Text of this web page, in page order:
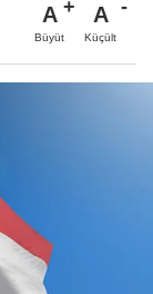
A
Büyüt
A
Küçült